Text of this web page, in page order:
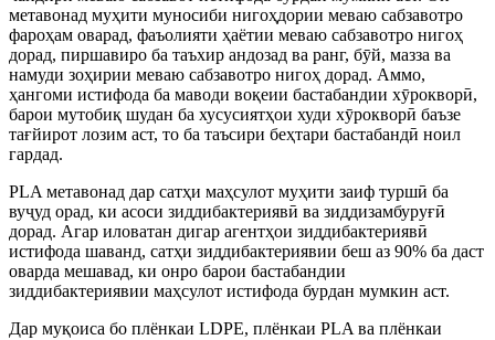
метавонад муҳити муносиби нигоҳдории меваю сабзавотро
фароҳам оварад, фаъолияти ҳаётии меваю сабзавотро нигоҳ
дорад, пиршавиро ба таъхир андозад ва ранг, бӯй, мазза ва
намуди зоҳирии меваю сабзавотро нигоҳ дорад. Аммо,
ҳангоми истифода ба маводи воқеии бастабандии хӯрокворӣ,
барои мутобиқ шудан ба хусусиятҳои худи хӯрокворӣ баъзе
тағйирот лозим аст, то ба таъсири беҳтари бастабандӣ ноил
гардад.
PLA метавонад дар сатҳи маҳсулот муҳити заиф туршӣ ба
вуҷуд орад, ки асоси зиддибактериявӣ ва зиддизамбуруғӣ
дорад. Агар иловатан дигар агентҳои зиддибактериявӣ
истифода шаванд, сатҳи зиддибактериявии беш аз 90% ба даст
оварда мешавад, ки онро барои бастабандии
зиддибактериявии маҳсулот истифода бурдан мумкин аст.
Дар муқоиса бо плёнкаи LDPE, плёнкаи PLA ва плёнкаи